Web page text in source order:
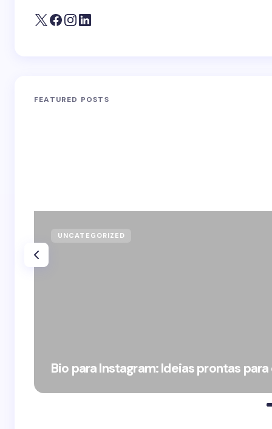
FEATURED POSTS
UNCATEGORIZED
Bio para Instagram: Ideias prontas